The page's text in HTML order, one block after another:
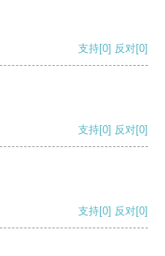
支持[0] 反对[0]
支持[0] 反对[0]
支持[0] 反对[0]